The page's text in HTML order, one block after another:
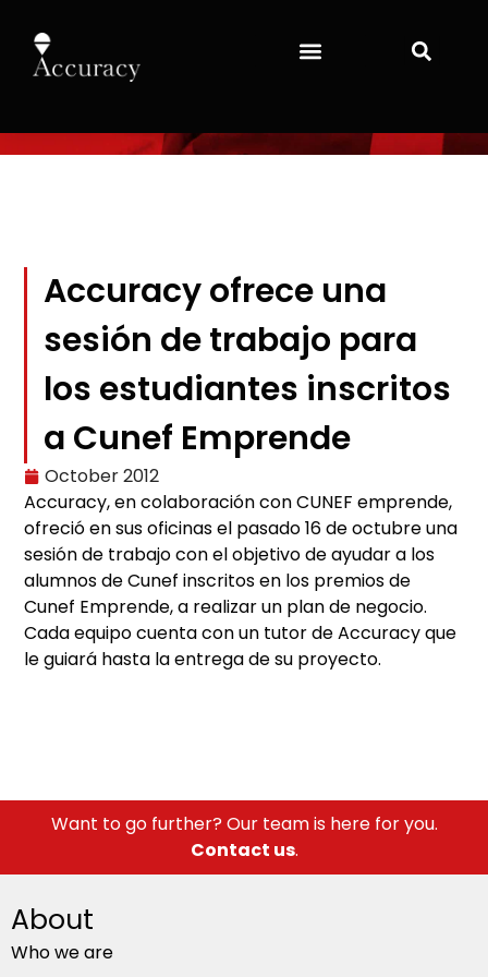
Accuracy ofrece una
sesión de trabajo para
los estudiantes inscritos
a Cunef Emprende
October 2012
Accuracy, en colaboración con CUNEF emprende,
ofreció en sus oficinas el pasado 16 de octubre una
sesión de trabajo con el objetivo de ayudar a los
alumnos de Cunef inscritos en los premios de
Cunef Emprende, a realizar un plan de negocio.
Cada equipo cuenta con un tutor de Accuracy que
le guiará hasta la entrega de su proyecto.
Want to go further? Our team is here for you.
Contact us.
About
Who we are